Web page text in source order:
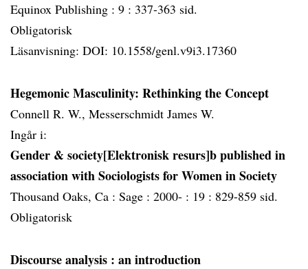
Equinox Publishing : 9 : 337-363 sid.
Obligatorisk
Läsanvisning: DOI: 10.1558/genl.v9i3.17360
Hegemonic Masculinity: Rethinking the Concept
Connell R. W., Messerschmidt James W.
Ingår i:
Gender & society[Elektronisk resurs]b published in
association with Sociologists for Women in Society
Thousand Oaks, Ca : Sage : 2000- : 19 : 829-859 sid.
Obligatorisk
Discourse analysis : an introduction